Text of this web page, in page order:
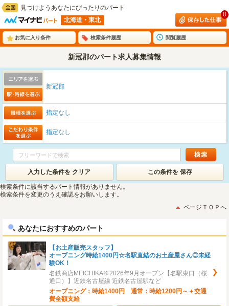
見つけようあなたにぴったりのパート
北海道・東北
0
お気に入り条件 検索条件履歴 閲覧履歴
新冠郡のパート求人募集情報
新冠郡
指定なし
指定なし
入力した条件を クリア この条件を 保存
検索条件に該当するパート情報がありません。
検索条件を変更のうえ確認をお願いします。
ページＴＯＰへ
あなたにおすすめのパート
【お土産販売スタッフ】
オープニング時給1400円☆名駅直結のお土産屋さん◎未経
験OK！
名鉄商店MEICHIKA※2026年9月オープン【名駅東口（桜
通口）】近鉄名古屋線 近鉄名古屋駅など
オープニング：時給1400円 通常：時給1200円～＋交通
費全額支給